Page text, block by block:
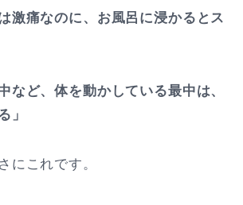
激痛なのに、お風呂に浸かるとス
など、体を動かしている最中は、
」
にこれです。